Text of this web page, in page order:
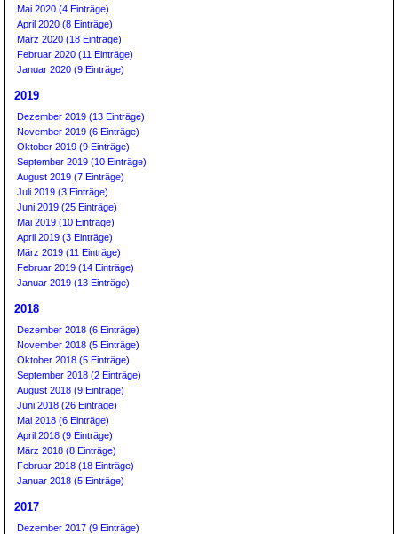
Mai 2020 (4 Einträge)
April 2020 (8 Einträge)
März 2020 (18 Einträge)
Februar 2020 (11 Einträge)
Januar 2020 (9 Einträge)
2019
Dezember 2019 (13 Einträge)
November 2019 (6 Einträge)
Oktober 2019 (9 Einträge)
September 2019 (10 Einträge)
August 2019 (7 Einträge)
Juli 2019 (3 Einträge)
Juni 2019 (25 Einträge)
Mai 2019 (10 Einträge)
April 2019 (3 Einträge)
März 2019 (11 Einträge)
Februar 2019 (14 Einträge)
Januar 2019 (13 Einträge)
2018
Dezember 2018 (6 Einträge)
November 2018 (5 Einträge)
Oktober 2018 (5 Einträge)
September 2018 (2 Einträge)
August 2018 (9 Einträge)
Juni 2018 (26 Einträge)
Mai 2018 (6 Einträge)
April 2018 (9 Einträge)
März 2018 (8 Einträge)
Februar 2018 (18 Einträge)
Januar 2018 (5 Einträge)
2017
Dezember 2017 (9 Einträge)